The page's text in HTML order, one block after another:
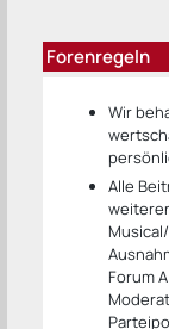
Forenregeln
Wir
Alle
Forum